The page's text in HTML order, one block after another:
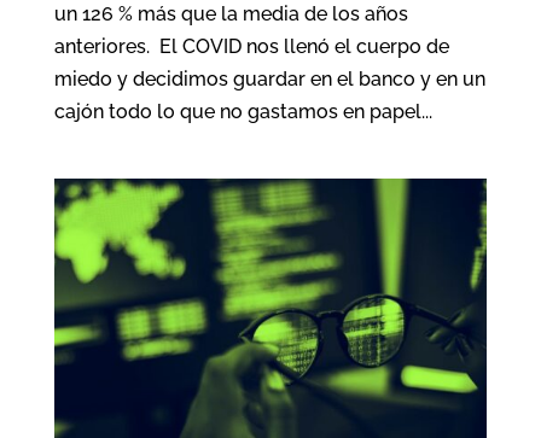
un 126 % más que la media de los años
anteriores. El COVID nos llenó el cuerpo de
miedo y decidimos guardar en el banco y en un
cajón todo lo que no gastamos en papel...